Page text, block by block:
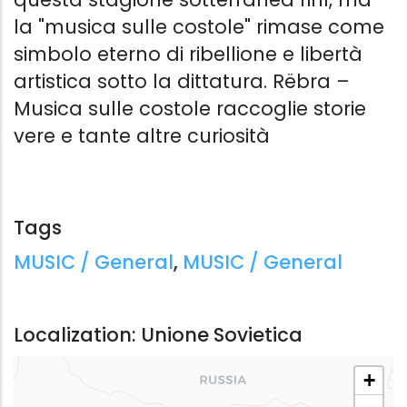
la "musica sulle costole" rimase come
simbolo eterno di ribellione e libertà
artistica sotto la dittatura. Rëbra –
Musica sulle costole raccoglie storie
vere e tante altre curiosità
Tags
Tags:
MUSIC / General, MUSIC / General
Localization: Unione Sovietica
+
TI